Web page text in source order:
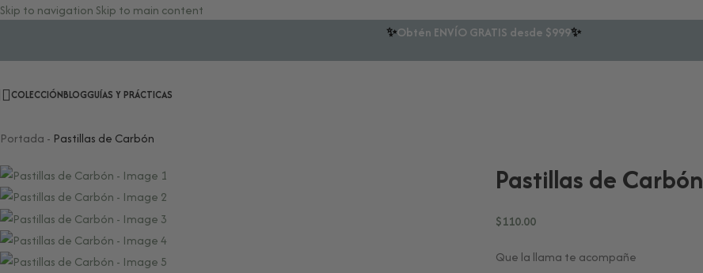
Skip to navigation Skip to main content
✨Obtén ENVÍO GRATIS desde $999✨
COLECCIÓNBLOGGUÍAS Y PRÁCTICAS
Portada - Pastillas de Carbón
Pastillas de Carbón
$110.00
Que la llama te acompañe